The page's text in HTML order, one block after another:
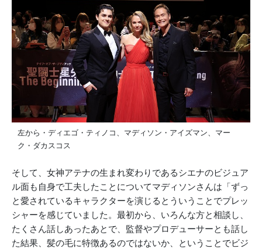
左から・ディエゴ・ティノコ、マディソン・アイズマン、マー
ク・ダカスコス
そして、女神アテナの生まれ変わりであるシエナのビジュア
ル面も自身で工夫したことについてマディソンさんは「ずっ
と愛されているキャラクターを演じるとういうことでプレッ
シャーを感じていました。最初から、いろんな方と相談し、
たくさん話しあったあとで、監督やプロデューサーとも話し
た結果、髪の毛に特徴あるのではないか、ということでビジ